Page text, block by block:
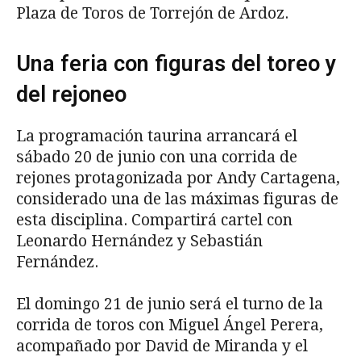
Plaza de Toros de Torrejón de Ardoz.
Una feria con figuras del toreo y
del rejoneo
La programación taurina arrancará el
sábado 20 de junio con una corrida de
rejones protagonizada por Andy Cartagena,
considerado una de las máximas figuras de
esta disciplina. Compartirá cartel con
Leonardo Hernández y Sebastián
Fernández.
El domingo 21 de junio será el turno de la
corrida de toros con Miguel Ángel Perera,
acompañado por David de Miranda y el